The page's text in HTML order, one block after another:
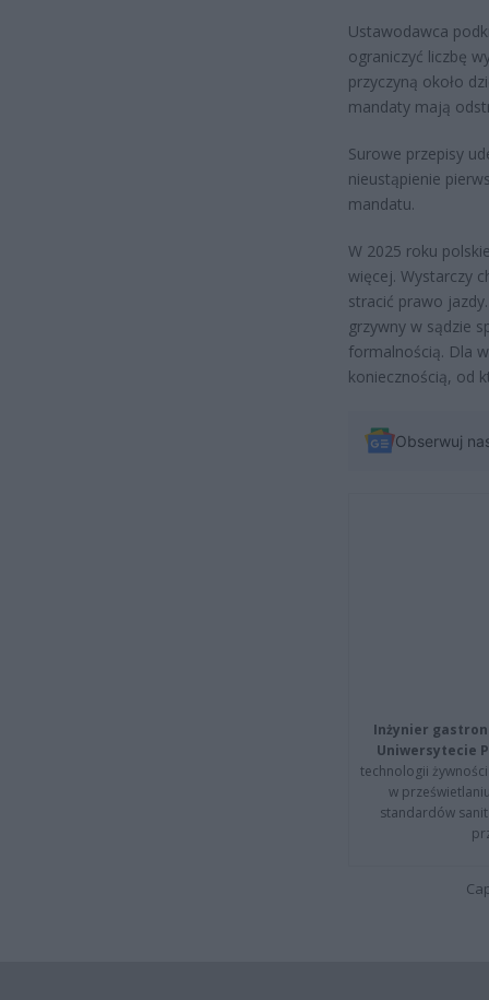
Ustawodawca
ograniczyć liczbę
przyczyną około
mandaty mają
Surowe przepisy
nieustąpienie
mandatu.
W 2025 roku
więcej. Wystarczy
stracić prawo
grzywny w sądzie
formalnością. Dla
koniecznością, od
Obserwuj
Inżynier
Uniwersytecie
technologii
w
standardów